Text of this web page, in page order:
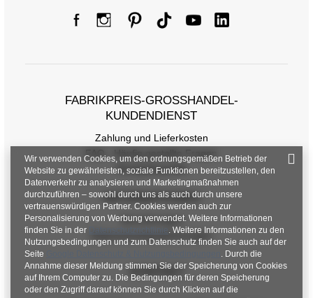
FABRIKPREIS-GROSSHANDEL-K
UNDENDIENST
Zahlung und Lieferkosten
FAQ - Häufig gestellte Fragen
Rückgabepolitik
INFORMATIONEN
Verordnungen
Datenschutzbestimmungen
KONTAKT
Wir verwenden Cookies, um den ordnungsgemäßen Betrieb der
Website zu gewährleisten, soziale Funktionen bereitzustellen, den
Datenverkehr zu analysieren und Marketingmaßnahmen
durchzuführen – sowohl durch uns als auch durch unsere
vertrauenswürdigen Partner. Cookies werden auch zur
Personalisierung von Werbung verwendet. Weitere Informationen
finden Sie in der
Datenschutzrichtlinie. Weitere Informationen zu den
Nutzungsbedingungen und zum Datenschutz finden Sie auch auf der
Seite
. Durch die
Annahme dieser Meldung stimmen Sie der Speicherung von Cookies
auf Ihrem Computer zu. Die Bedingungen für deren Speicherung
oder den Zugriff darauf können Sie durch Klicken auf die